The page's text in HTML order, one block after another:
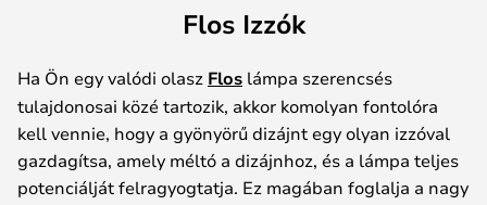
Flos Izzók
Ha Ön egy valódi olasz Flos lámpa szerencsés
tulajdonosai közé tartozik, akkor komolyan fontolóra
kell vennie, hogy a gyönyörű dizájnt egy olyan izzóval
gazdagítsa, amely méltó a dizájnhoz, és a lámpa teljes
potenciálját felragyogtatja. Ez magában foglalja a nagy